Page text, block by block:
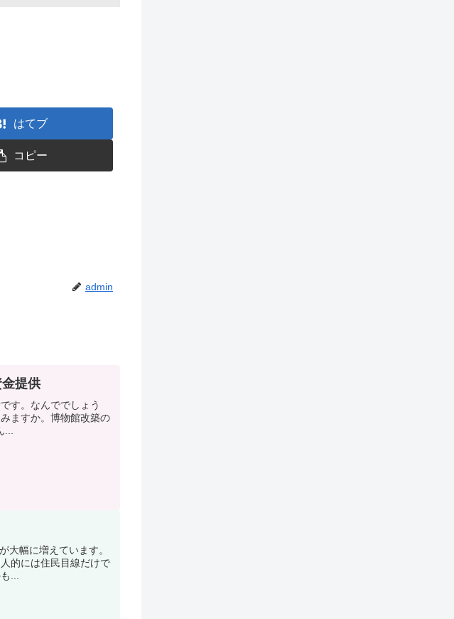
はてブ
コピー
admin
提供
す。なんででしょう
ますか。博物館改築の
...
大幅に増えています。
的には住民目線だけで
...